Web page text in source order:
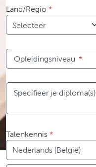
Land/Regio *
Opleidingsniveau *
Specifieer je diploma(s)
Talenkennis *
Taal